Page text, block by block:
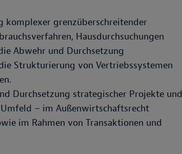
komplexer grenzüberschreitender
Hausdurchsuchungen
Abwehr und Durchsetzung
Strukturierung von Vertriebssystemen
Durchsetzung strategischer Projekte und
– im Außenwirtschaftsrecht
im Rahmen von Transaktionen und